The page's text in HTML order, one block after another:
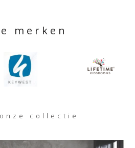
merken
collectie